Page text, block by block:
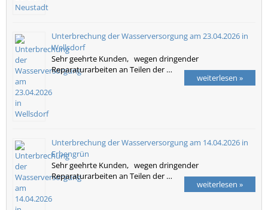
Unterbrechung der Wasserversorgung am 23.04.2026 in
Wellsdorf
Sehr geehrte Kunden, wegen dringender
Reparaturarbeiten an Teilen der …
weiterlesen »
Unterbrechung der Wasserversorgung am 14.04.2026 in
Erbengrün
Sehr geehrte Kunden, wegen dringender
Reparaturarbeiten an Teilen der …
weiterlesen »